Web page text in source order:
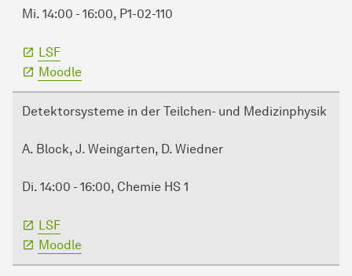
Mi. 14:00 - 16:00, P1-02-110
LSF
Moodle
Detektorsysteme in der Teilchen- und Medizinphysik
A. Block, J. Weingarten, D. Wiedner
Di. 14:00 - 16:00, Chemie HS 1
LSF
Moodle